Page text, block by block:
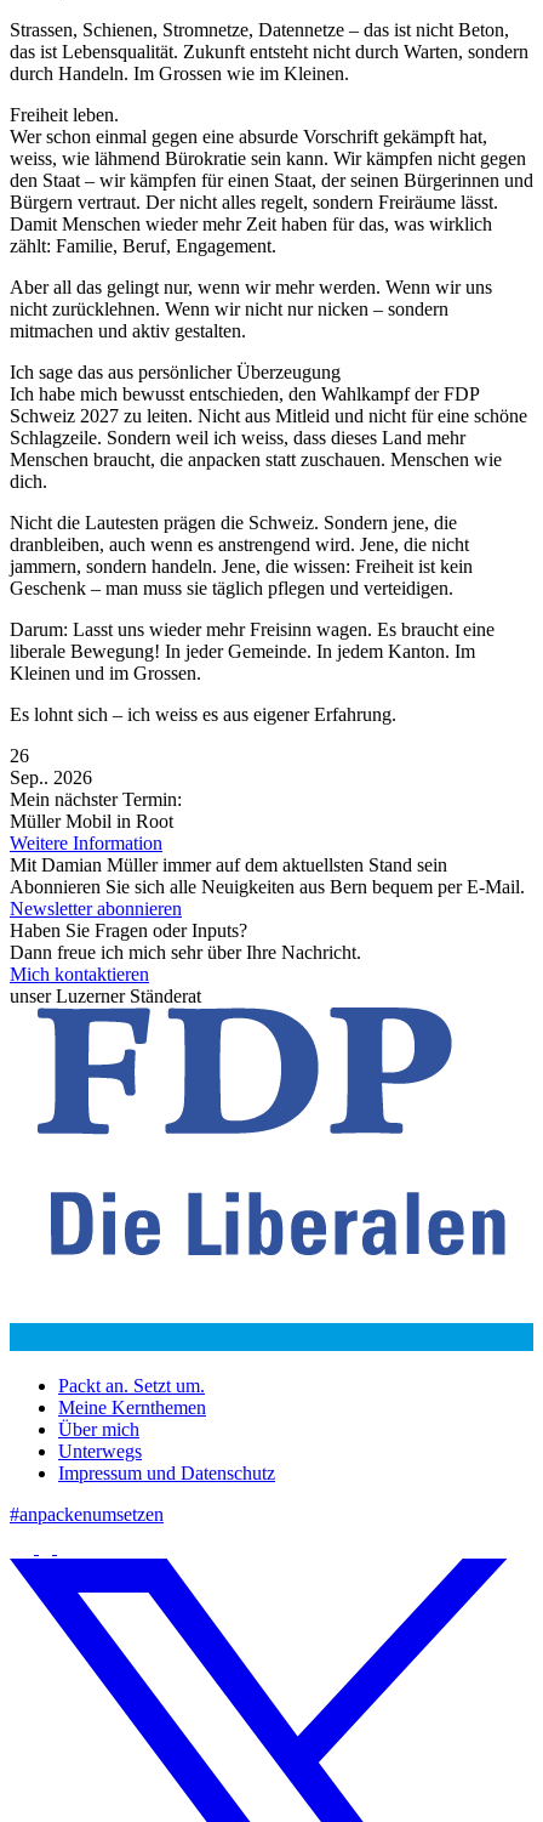
Strassen, Schienen, Stromnetze, Datennetze – das ist nicht Beton,
das ist Lebensqualität. Zukunft entsteht nicht durch Warten, sondern
durch Handeln. Im Grossen wie im Kleinen.
Freiheit leben.
Wer schon einmal gegen eine absurde Vorschrift gekämpft hat,
weiss, wie lähmend Bürokratie sein kann. Wir kämpfen nicht gegen
den Staat – wir kämpfen für einen Staat, der seinen Bürgerinnen und
Bürgern vertraut. Der nicht alles regelt, sondern Freiräume lässt.
Damit Menschen wieder mehr Zeit haben für das, was wirklich
zählt: Familie, Beruf, Engagement.
Aber all das gelingt nur, wenn wir mehr werden. Wenn wir uns
nicht zurücklehnen. Wenn wir nicht nur nicken – sondern
mitmachen und aktiv gestalten.
Ich sage das aus persönlicher Überzeugung
Ich habe mich bewusst entschieden, den Wahlkampf der FDP
Schweiz 2027 zu leiten. Nicht aus Mitleid und nicht für eine schöne
Schlagzeile. Sondern weil ich weiss, dass dieses Land mehr
Menschen braucht, die anpacken statt zuschauen. Menschen wie
dich.
Nicht die Lautesten prägen die Schweiz. Sondern jene, die
dranbleiben, auch wenn es anstrengend wird. Jene, die nicht
jammern, sondern handeln. Jene, die wissen: Freiheit ist kein
Geschenk – man muss sie täglich pflegen und verteidigen.
Darum: Lasst uns wieder mehr Freisinn wagen. Es braucht eine
liberale Bewegung! In jeder Gemeinde. In jedem Kanton. Im
Kleinen und im Grossen.
Es lohnt sich – ich weiss es aus eigener Erfahrung.
26
Sep.. 2026
Mein nächster Termin:
Müller Mobil in Root
Weitere Information
Mit Damian Müller immer auf dem aktuellsten Stand sein
Abonnieren Sie sich alle Neuigkeiten aus Bern bequem per E-Mail.
Newsletter abonnieren
Haben Sie Fragen oder Inputs?
Dann freue ich mich sehr über Ihre Nachricht.
Mich kontaktieren
unser Luzerner Ständerat
Packt an. Setzt um.
Meine Kernthemen
Über mich
Unterwegs
Impressum und Datenschutz
#anpackenumsetzen